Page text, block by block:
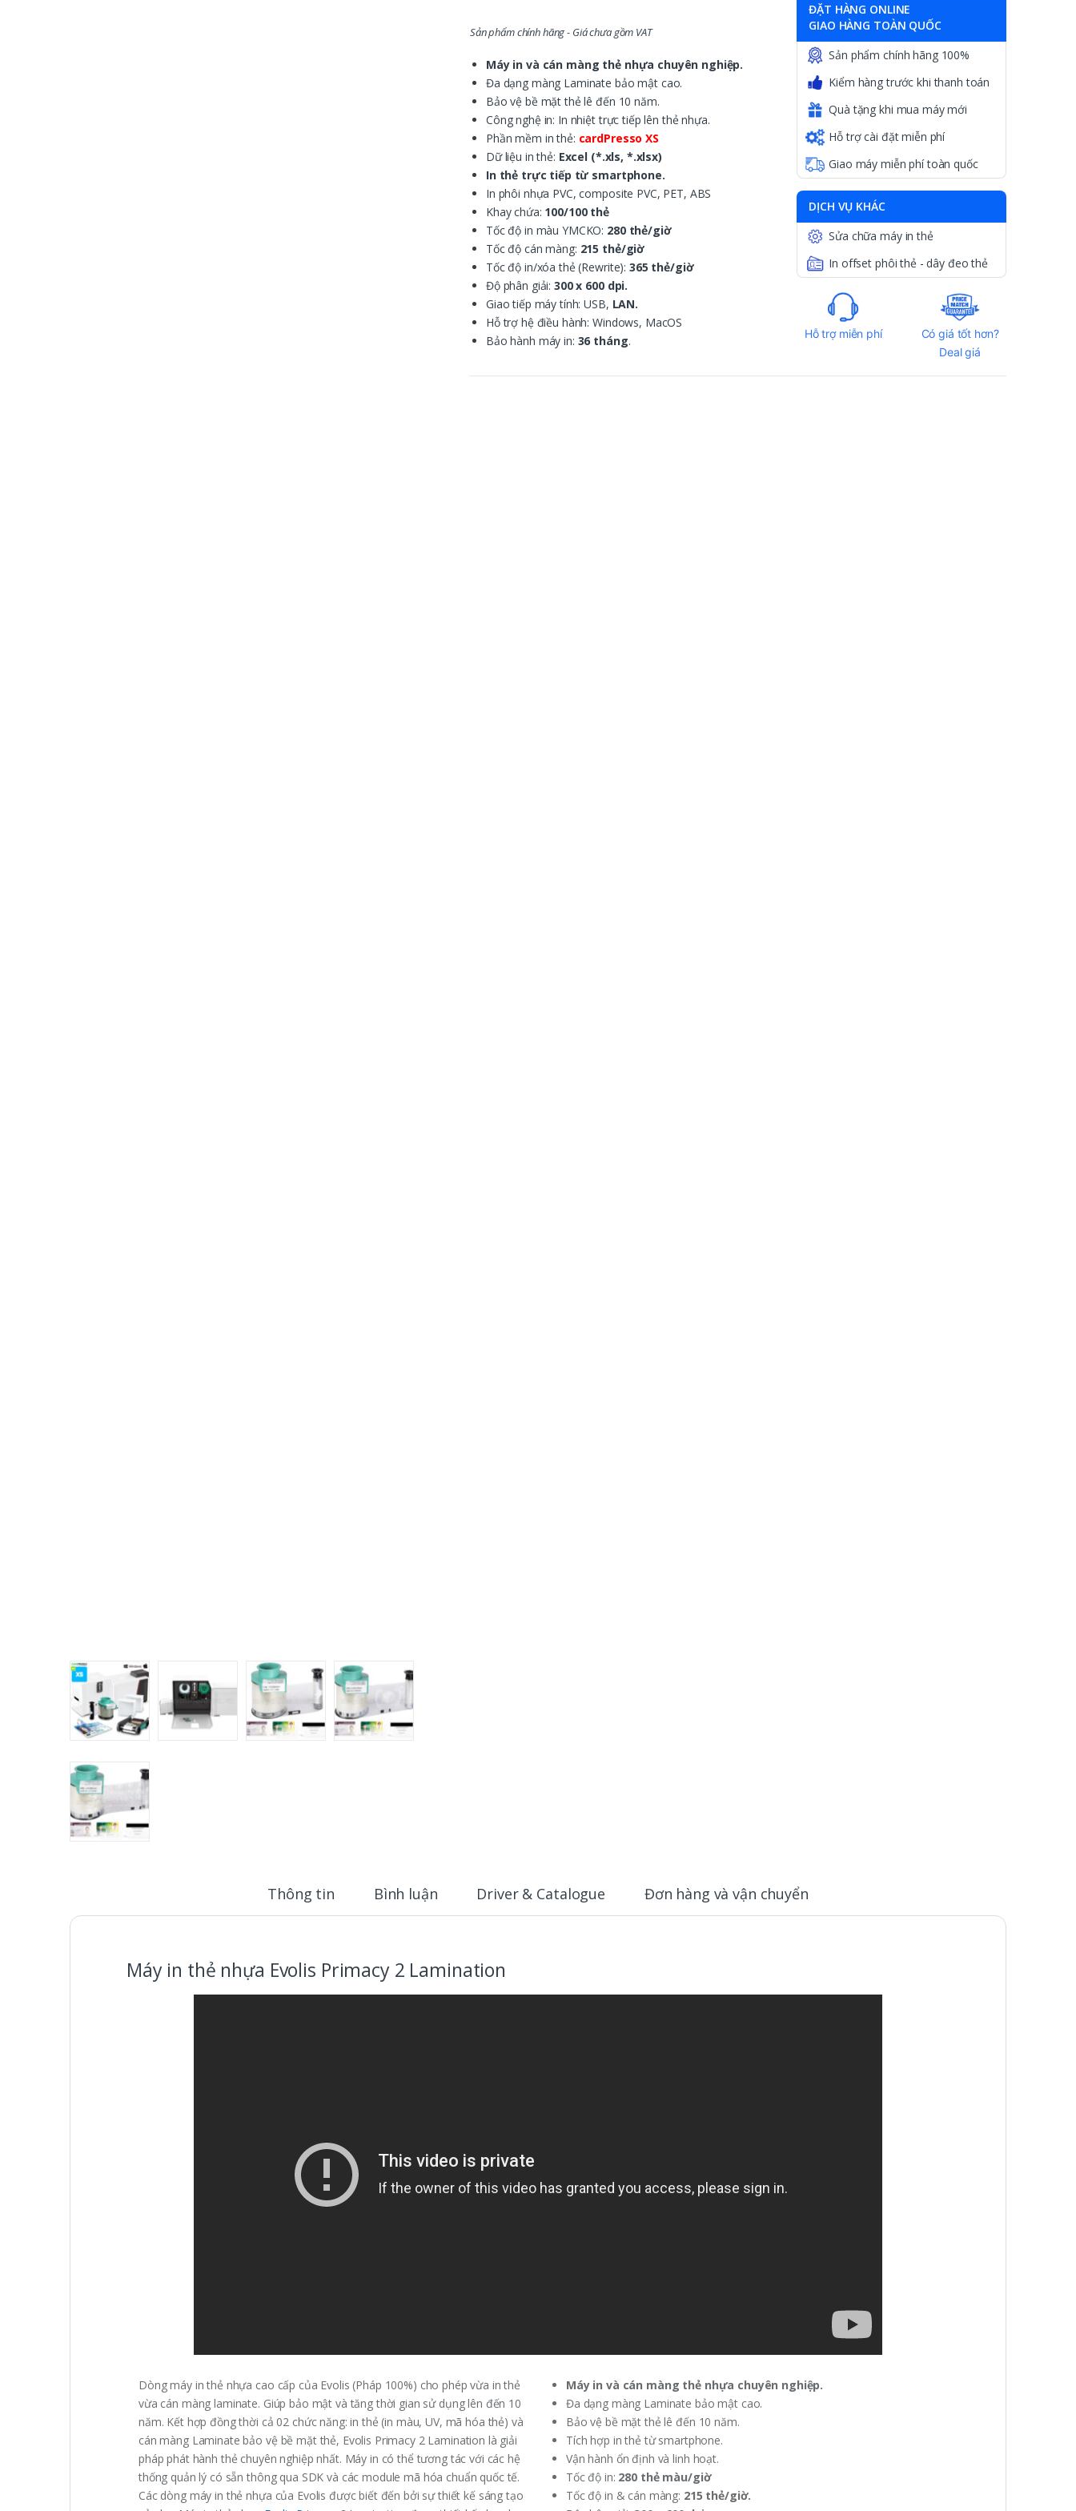
Sản phẩm chính hãng - Giá chưa gồm VAT
Máy in và cán màng thẻ nhựa chuyên nghiệp.
Đa dạng màng Laminate bảo mật cao.
Bảo vệ bề mặt thẻ lê đến 10 năm.
Công nghệ in: In nhiệt trực tiếp lên thẻ nhựa.
Phần mềm in thẻ: cardPresso XS
Dữ liệu in thẻ: Excel (*.xls, *.xlsx)
In thẻ trực tiếp từ smartphone.
In phôi nhựa PVC, composite PVC, PET, ABS
Khay chứa: 100/100 thẻ
Tốc độ in màu YMCKO: 280 thẻ/giờ
Tốc độ cán màng: 215 thẻ/giờ
Tốc độ in/xóa thẻ (Rewrite): 365 thẻ/giờ
Độ phân giải:300 x 600 dpi.
Giao tiếp máy tính: USB, LAN.
Hỗ trợ hệ điều hành: Windows, MacOS
Bảo hành máy in: 36 tháng.
ĐẶT HÀNG ONLINE
GIAO HÀNG TOÀN QUỐC
Sản phẩm chính hãng 100%
Kiểm hàng trước khi thanh toán
Quà tặng khi mua máy mới
Hỗ trợ cài đặt miễn phí
Giao máy miễn phí toàn quốc
DỊCH VỤ KHÁC
Sửa chữa máy in thẻ
In offset phôi thẻ - dây đeo thẻ
Hỗ trợ miễn phí
Có giá tốt hơn?
Deal giá
Thông tin Bình luận Driver & Catalogue Đơn hàng và vận chuyển
Máy in thẻ nhựa Evolis Primacy 2 Lamination
Dòng máy in thẻ nhựa cao cấp của Evolis (Pháp 100%) cho phép vừa in thẻ
vừa cán màng laminate. Giúp bảo mật và tăng thời gian sử dụng lên đến 10
năm. Kết hợp đồng thời cả 02 chức năng: in thẻ (in màu, UV, mã hóa thẻ) và
cán màng Laminate bảo vệ bề mặt thẻ, Evolis Primacy 2 Lamination là giải
pháp phát hành thẻ chuyên nghiệp nhất. Máy in có thể tương tác với các hệ
thống quản lý có sẵn thông qua SDK và các module mã hóa chuẩn quốc tế.
Các dòng máy in thẻ nhựa của Evolis được biết đến bởi sự thiết kế sáng tạo
Máy in và cán màng thẻ nhựa chuyên nghiệp.
Đa dạng màng Laminate bảo mật cao.
Bảo vệ bề mặt thẻ lê đến 10 năm.
Tích hợp in thẻ từ smartphone.
Vận hành ổn định và linh hoạt.
Tốc độ in: 280 thẻ màu/giờ
Tốc độ in & cán màng: 215 thẻ/giờ.